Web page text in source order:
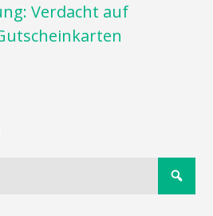
Verdacht auf